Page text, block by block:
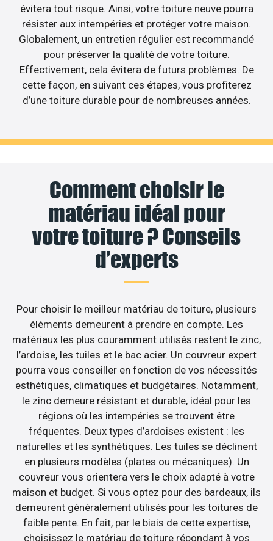
évitera tout risque. Ainsi, votre toiture neuve pourra
résister aux intempéries et protéger votre maison.
Globalement, un entretien régulier est recommandé
pour préserver la qualité de votre toiture.
Effectivement, cela évitera de futurs problèmes. De
cette façon, en suivant ces étapes, vous profiterez
d’une toiture durable pour de nombreuses années.
Comment choisir le
matériau idéal pour
votre toiture ? Conseils
d’experts
Pour choisir le meilleur matériau de toiture, plusieurs
éléments demeurent à prendre en compte. Les
matériaux les plus couramment utilisés restent le zinc,
l’ardoise, les tuiles et le bac acier. Un couvreur expert
pourra vous conseiller en fonction de vos nécessités
esthétiques, climatiques et budgétaires. Notamment,
le zinc demeure résistant et durable, idéal pour les
régions où les intempéries se trouvent être
fréquentes. Deux types d’ardoises existent : les
naturelles et les synthétiques. Les tuiles se déclinent
en plusieurs modèles (plates ou mécaniques). Un
couvreur vous orientera vers le choix adapté à votre
maison et budget. Si vous optez pour des bardeaux, ils
demeurent généralement utilisés pour les toitures de
faible pente. En fait, par le biais de cette expertise,
choisissez le matériau de toiture répondant à vos